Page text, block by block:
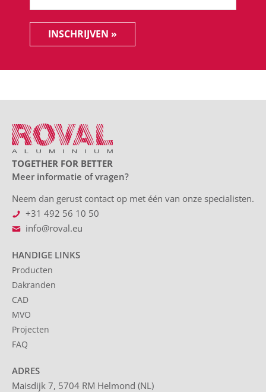
INSCHRIJVEN »
TOGETHER FOR BETTER
Meer informatie of vragen?
Neem dan gerust contact op met één van onze specialisten.
+31 492 56 10 50
info@roval.eu
HANDIGE LINKS
Producten
Dakranden
CAD
MVO
Projecten
FAQ
ADRES
Maisdijk 7, 5704 RM Helmond (NL)